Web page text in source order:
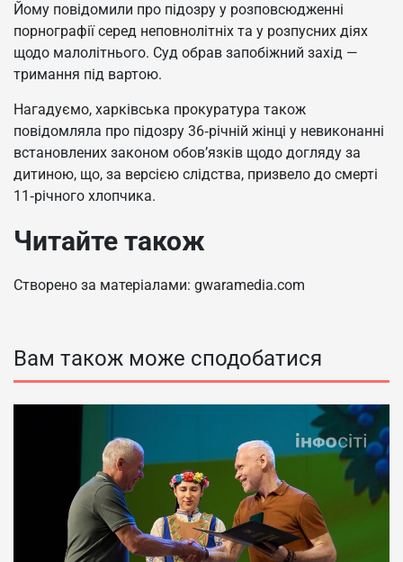
Йому повідомили про підозру у розповсюдженні
порнографії серед неповнолітніх та у розпусних діях
щодо малолітнього. Суд обрав запобіжний захід —
тримання під вартою.
Нагадуємо, харківська прокуратура також
повідомляла про підозру 36‑річній жінці у невиконанні
встановлених законом обов’язків щодо догляду за
дитиною, що, за версією слідства, призвело до смерті
11‑річного хлопчика.
Читайте також
Створено за матеріалами: gwaramedia.com
Вам також може сподобатися